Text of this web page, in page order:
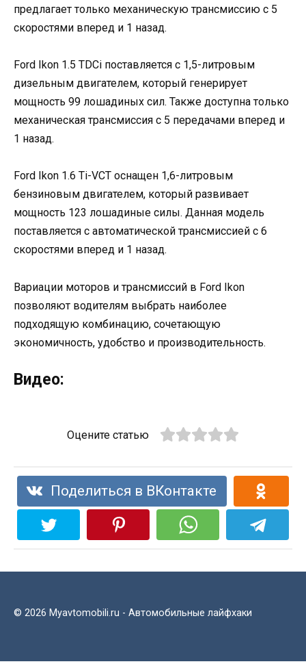
предлагает только механическую трансмиссию с 5
скоростями вперед и 1 назад.
Ford Ikon 1.5 TDCi поставляется с 1,5-литровым
дизельным двигателем, который генерирует
мощность 99 лошадиных сил. Также доступна только
механическая трансмиссия с 5 передачами вперед и
1 назад.
Ford Ikon 1.6 Ti-VCT оснащен 1,6-литровым
бензиновым двигателем, который развивает
мощность 123 лошадиные силы. Данная модель
поставляется с автоматической трансмиссией с 6
скоростями вперед и 1 назад.
Вариации моторов и трансмиссий в Ford Ikon
позволяют водителям выбрать наиболее
подходящую комбинацию, сочетающую
экономичность, удобство и производительность.
Видео:
Оцените статью
Поделиться в ВКонтакте
© 2026 Myavtomobili.ru - Автомобильные лайфхаки